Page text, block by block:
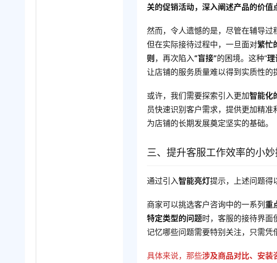
关的促销活动，深入阐述产品的价值
然而，令人遗憾的是，尽管在辅导过
但在实际接待过程中，一旦面对繁忙
则 ，再次陷入“盲接”的困境。这种“理
让店铺的服务质量难以得到实质性的
或许，我们需要探索引入更加智能化
员快速识别客户需求，提供更加精准
为店铺的长期发展奠定坚实的基础。
三、提升客服工作效率的小妙
通过引入智能亮灯提示，上述问题得
商家可以挑选客户咨询中的一系列重
特定类型的问题时，客服的接待界面
记忆哪些问题需要特别关注，只需凭
具体来说，那些涉及商品对比、安装